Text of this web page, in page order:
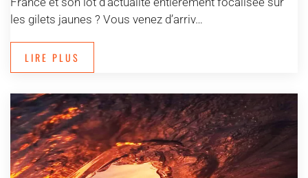
les gilets jaunes ? Vous venez d’arriv…
LIRE PLUS